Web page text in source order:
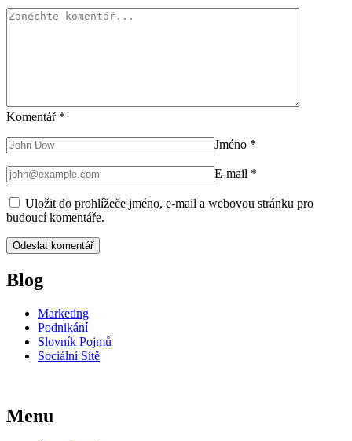
Komentář *
Jméno *
E-mail *
Uložit do prohlížeče jméno, e-mail a webovou stránku pro
budoucí komentáře.
Blog
Marketing
Podnikání
Slovník Pojmů
Sociální Sítě
Menu